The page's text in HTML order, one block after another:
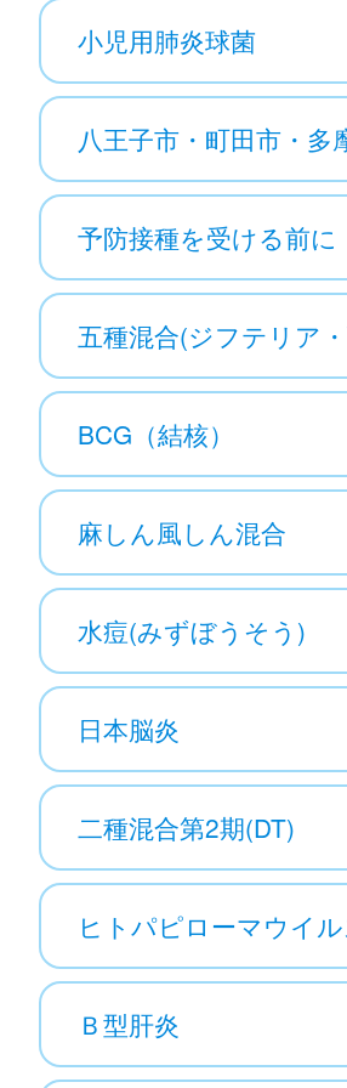
小児用肺炎球菌
八王子市・町田市・多
予防接種を受ける前に
五種混合(ジフテリア
BCG（結核）
麻しん風しん混合
水痘(みずぼうそう)
日本脳炎
二種混合第2期(DT)
ヒトパピローマウイ
Ｂ型肝炎